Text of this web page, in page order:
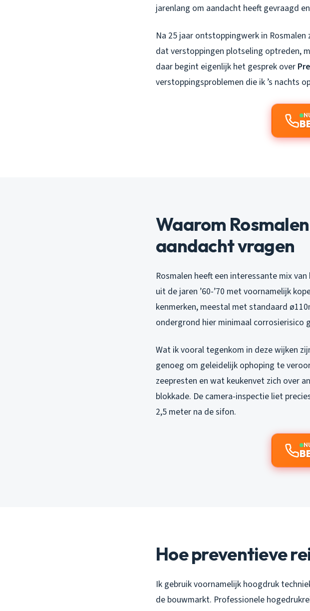
jarenlang om aandacht heeft gevraagd
Na 25 jaar ontstoppingwerk in
dat verstoppingen plotseling optreden,
daar begint eigenlijk het gesprek over
verstoppingsproblemen die ik ’s nachts
Waarom
aandacht vragen
Rosmalen heeft een interessante mix
uit de jaren ’60-’70 met voornamelijk
kenmerken, meestal met standaard
ondergrond hier minimaal corrosierisico
Wat ik vooral tegenkom in deze wijken
genoeg om geleidelijk ophoping te
zeepresten en wat keukenvet zich over
blokkade. De camera-inspectie liet
2,5 meter na de sifon.
Hoe preventieve
Ik gebruik voornamelijk hoogdruk
de bouwmarkt. Professionele